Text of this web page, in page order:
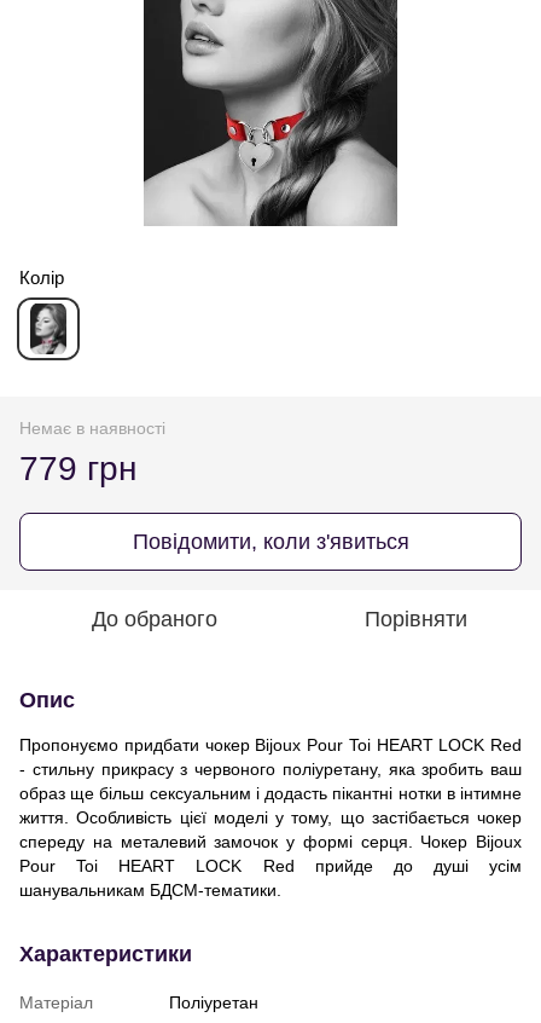
Колір
Немає в наявності
779 грн
Повідомити, коли з'явиться
До обраного Порівняти
Опис
Пропонуємо придбати чокер Bijoux Pour Toi HEART LOCK Red
- стильну прикрасу з червоного поліуретану, яка зробить ваш
образ ще більш сексуальним і додасть пікантні нотки в інтимне
життя. Особливість цієї моделі у тому, що застібається чокер
спереду на металевий замочок у формі серця. Чокер Bijoux
Pour Toi HEART LOCK Red прийде до душі усім
шанувальникам БДСМ-тематики.
Характеристики
Матеріал
Поліуретан